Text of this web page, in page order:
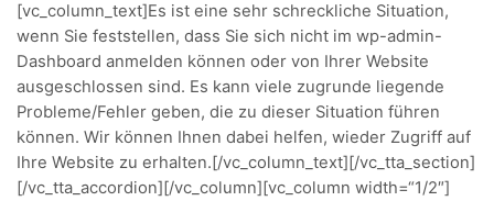
[vc_column_text]Es ist eine sehr schreckliche Situation,
wenn Sie feststellen, dass Sie sich nicht im wp-admin-
Dashboard anmelden können oder von Ihrer Website
ausgeschlossen sind. Es kann viele zugrunde liegende
Probleme/Fehler geben, die zu dieser Situation führen
können. Wir können Ihnen dabei helfen, wieder Zugriff auf
Ihre Website zu erhalten.[/vc_column_text][/vc_tta_section]
[/vc_tta_accordion][/vc_column][vc_column width=“1/2″]